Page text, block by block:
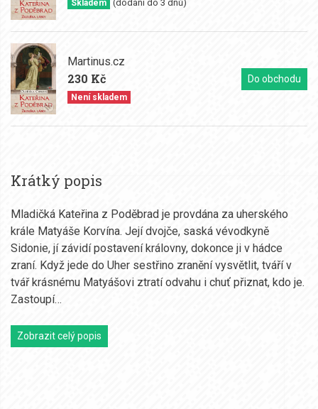
Skladem (dodání do 3 dnů)
Martinus.cz
230 Kč
Není skladem
Do obchodu
Krátký popis
Mladičká Kateřina z Poděbrad je provdána za uherského
krále Matyáše Korvína. Její dvojče, saská vévodkyně
Sidonie, jí závidí postavení královny, dokonce ji v hádce
zraní. Když jede do Uher sestřino zranění vysvětlit, tváří v
tvář krásnému Matyášovi ztratí odvahu i chuť přiznat, kdo je.
Zastoupí…
Zobrazit celý popis